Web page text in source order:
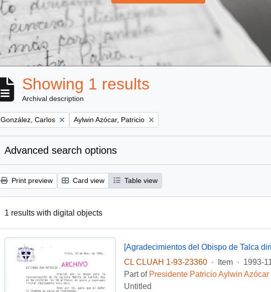
Showing 1 results
Archival description
Remove filter:
González, Carlos Remove filter:
Aylwin Azócar, Patricio
Advanced search options
Print preview Card view Table view
1 results with digital objects
CL CLUAH 1-93-23360 · Item · 1993-
Part of Presidente Patricio Aylwin
Untitled